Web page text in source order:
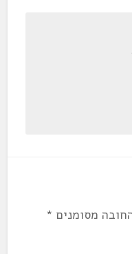
מסומנים *